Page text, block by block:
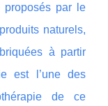
proposés par le
naturels,
à partir
est l’une des
de ce